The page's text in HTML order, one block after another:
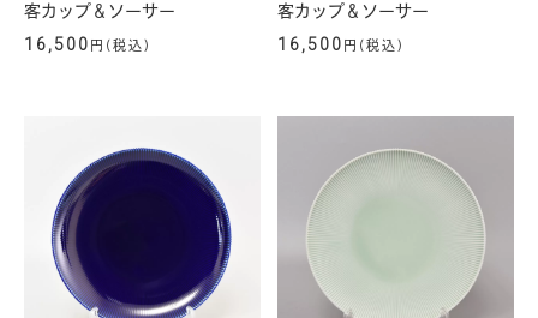
客カップ＆ソーサー
16,500 円(税込)
客カップ＆ソーサー
16,500 円(税込)